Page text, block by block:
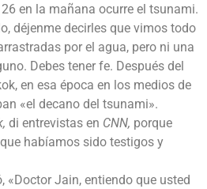
en la mañana ocurre el tsunami.
déjenme decirles que vimos todo
por el agua, pero ni una
Debes tener fe. Después del
en esa época en los medios de
«el decano del tsunami».
di entrevistas en CNN, porque
habíamos sido testigos y
«Doctor Jain, entiendo que usted